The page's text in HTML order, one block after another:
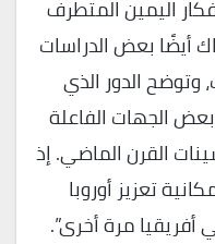
اليمين المتطرف
أيضًا بعض الدراسات
الدور الذي
الجهات الفاعلة
القرن الماضي. إذ
تعزيز أوروبا
أفريقيا مرة أخرى”.